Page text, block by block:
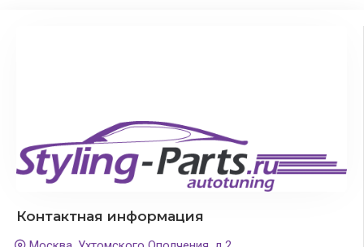
Контактная информация